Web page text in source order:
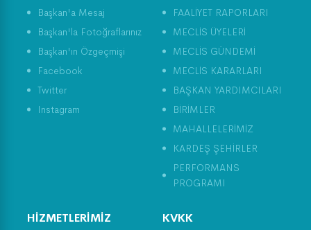
Başkan'a Mesaj
Başkan'la Fotoğraflarınız
Başkan'ın Özgeçmişi
Facebook
Twitter
Instagram
FAALİYET RAPORLARI
MECLİS ÜYELERİ
MECLİS GÜNDEMİ
MECLİS KARARLARI
BAŞKAN YARDIMCILARI
BİRİMLER
MAHALLELERİMİZ
KARDEŞ ŞEHİRLER
PERFORMANS
PROGRAMI
HİZMETLERİMİZ KVKK